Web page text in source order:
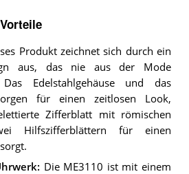
Produkt zeichnet sich durch ein
aus, das nie aus der Mode
Edelstahlgehäuse und das
für einen zeitlosen Look,
Zifferblatt mit römischen
Hilfszifferblättern für einen
: Die ME3110 ist mit einem